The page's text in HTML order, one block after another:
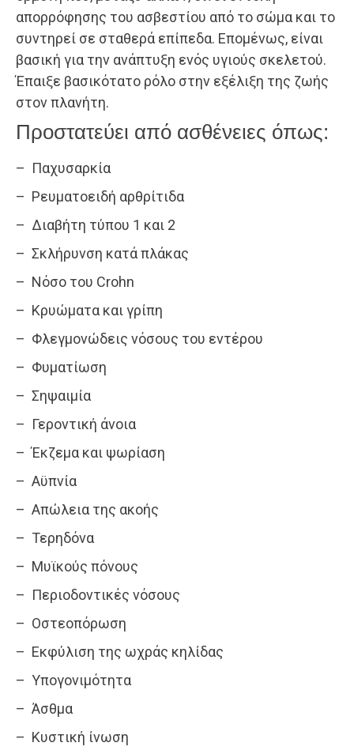
απορρόφησης του ασβεστίου από το σώμα και το
συντηρεί σε σταθερά επίπεδα. Επομένως, είναι
βασική για την ανάπτυξη ενός υγιούς σκελετού.
Έπαιξε βασικότατο ρόλο στην εξέλιξη της ζωής
στον πλανήτη.
Προστατεύει από ασθένειες όπως:
– Παχυσαρκία
– Ρευματοειδή αρθρίτιδα
– Διαβήτη τύπου 1 και 2
– Σκλήρυνση κατά πλάκας
– Νόσο του Crohn
– Κρυώματα και γρίπη
– Φλεγμονώδεις νόσους του εντέρου
– Φυματίωση
– Σηψαιμία
– Γεροντική άνοια
– Έκζεμα και ψωρίαση
– Αϋπνία
– Απώλεια της ακοής
– Τερηδόνα
– Μυϊκούς πόνους
– Περιοδοντικές νόσους
– Οστεοπόρωση
– Εκφύλιση της ωχράς κηλίδας
– Υπογονιμότητα
– Άσθμα
– Κυστική ίνωση